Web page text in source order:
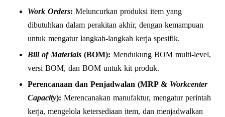
Work Orders: Meluncurkan produksi item yang
dibutuhkan dalam perakitan akhir, dengan kemampuan
untuk mengatur langkah-langkah kerja spesifik.
Bill of Materials (BOM): Mendukung BOM multi-level,
versi BOM, dan BOM untuk kit produk.
Perencanaan dan Penjadwalan (MRP & Workcenter
Capacity): Merencanakan manufaktur, mengatur perintah
kerja, mengelola ketersediaan item, dan menjadwalkan